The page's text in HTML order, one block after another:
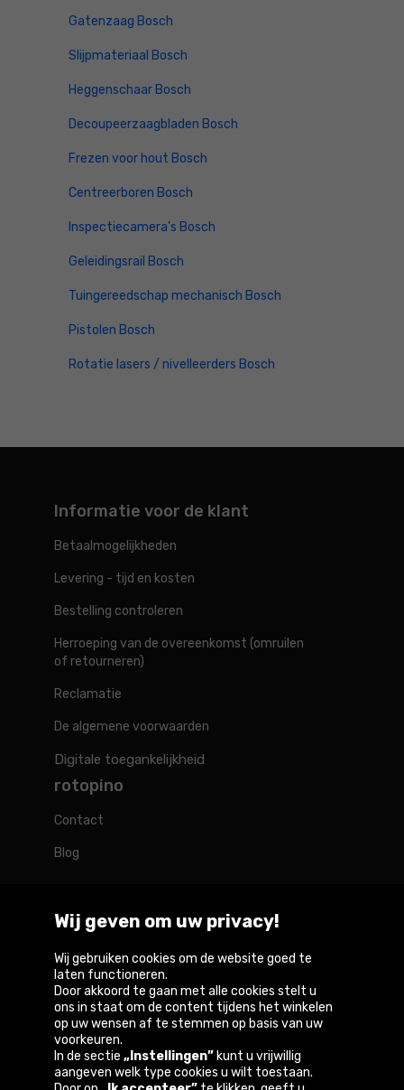
Gatenzaag Bosch
Slijpmateriaal Bosch
Heggenschaar Bosch
Decoupeerzaagbladen Bosch
Frezen voor hout Bosch
Centreerboren Bosch
Inspectiecamera's Bosch
Geleidingsrail Bosch
Tuingereedschap mechanisch Bosch
Pistolen Bosch
Rotatie lasers / nivelleerders Bosch
Informatie voor de klant
Betaalmogelijkheden
Levering - tijd en kosten
Bestelling controleren
Herroeping van de overeenkomst (omruilen
of retourneren)
Reclamatie
De algemene voorwaarden
Digitale toegankelijkheid
rotopino
Contact
Blog
Rotopino in de wereld
Belgique België Deutschland France Österreich
Copyright © 2026
Wij geven om uw privacy!
Wij gebruiken cookies om de website goed te
laten functioneren.
Door akkoord te gaan met alle cookies stelt u
ons in staat om de content tijdens het winkelen
op uw wensen af te stemmen op basis van uw
voorkeuren.
In de sectie „Instellingen” kunt u vrijwillig
aangeven welk type cookies u wilt toestaan.